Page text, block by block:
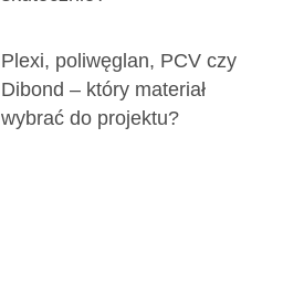
Plexi, poliwęglan, PCV czy
Dibond – który materiał
wybrać do projektu?